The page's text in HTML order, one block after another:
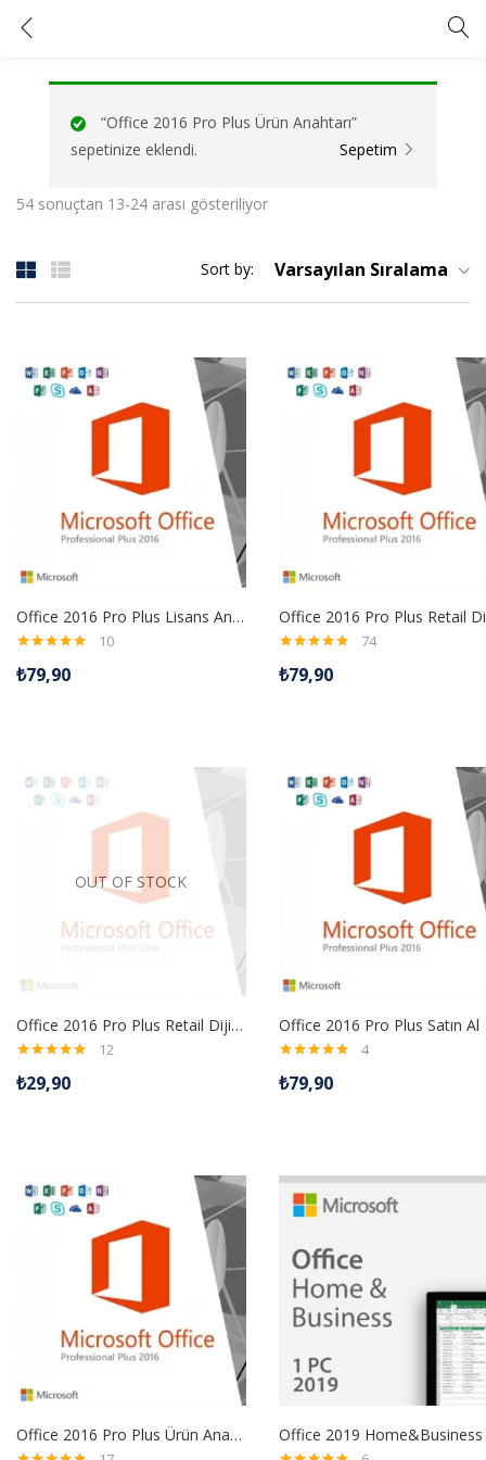
Kullanıcı adınızı ve şifrenizi girin.
“Office 2016 Pro Plus Ürün Anahtarı”
sepetinize eklendi.
Sepetim
54 sonuçtan 13-24 arası gösteriliyor
Sort by: Varsayılan Sıralama
Office 2016 Pro Plus Lisans Anahtarı
5.00oy aldı
10
₺79,90
5.00oy aldı
74
₺79,90
OUT OF STOCK
Office 2016 Pro Plus Retail Dijital Lisans Anahtarı Telefon Aktivasyonu
5.00oy aldı
12
₺29,90
Office 2016 Pro Plus Satın Al
5.00oy aldı
4
₺79,90
Office 2016 Pro Plus Ürün Anahtarı